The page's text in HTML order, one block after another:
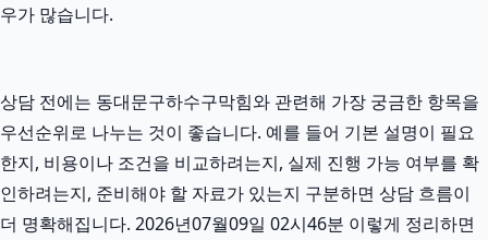
우가 많습니다.
상담 전에는 동대문구하수구막힘와 관련해 가장 궁금한 항목을
우선순위로 나누는 것이 좋습니다. 예를 들어 기본 설명이 필요
한지, 비용이나 조건을 비교하려는지, 실제 진행 가능 여부를 확
인하려는지, 준비해야 할 자료가 있는지 구분하면 상담 흐름이
더 명확해집니다. 2026년07월09일 02시46분 이렇게 정리하면